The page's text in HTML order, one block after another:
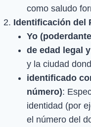
como saludo
Identificación del
Yo
de edad legal
y la ciudad
identificado
número):
identidad (por
el número del